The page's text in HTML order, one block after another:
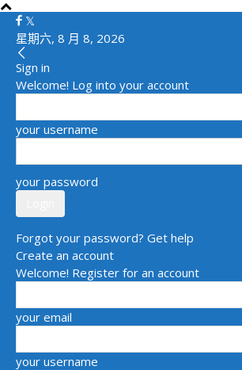
星期六, 8 月 8, 2026
Sign in
Welcome! Log into your account
your username
your password
Forgot your password? Get help
Create an account
Welcome! Register for an account
your email
your username